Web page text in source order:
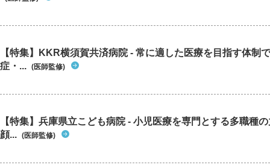
【特集】KKR横須賀共済病院 - 常に適した医療を目指す体制
症・... (医師監修)
【特集】兵庫県立こども病院 - 小児医療を専門とする多職種
顔... (医師監修)